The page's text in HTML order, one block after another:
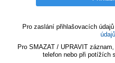
Pro zaslání přihlašovacích
Pro SMAZAT / UPRAVIT
telefon nebo při potížích